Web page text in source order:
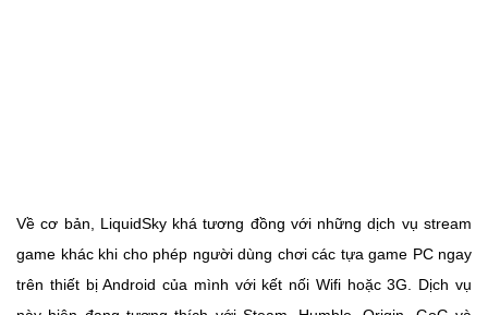
Về cơ bản, LiquidSky khá tương đồng với những dịch vụ stream
game khác khi cho phép người dùng chơi các tựa game PC ngay
trên thiết bị Android của mình với kết nối Wifi hoặc 3G. Dịch vụ